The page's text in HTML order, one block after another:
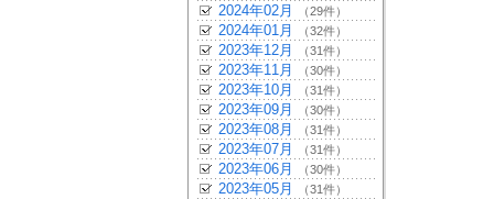
2024年02月 （29件）
2024年01月 （32件）
2023年12月 （31件）
2023年11月 （30件）
2023年10月 （31件）
2023年09月 （30件）
2023年08月 （31件）
2023年07月 （31件）
2023年06月 （30件）
2023年05月 （31件）